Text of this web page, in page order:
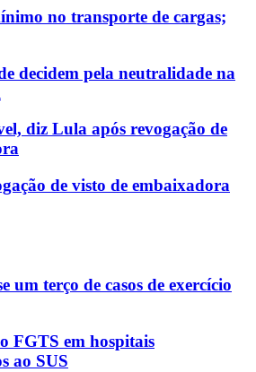
no transporte de cargas;
decidem pela neutralidade na
diz Lula após revogação de
de visto de embaixadora
um terço de casos de exercício
FGTS em hospitais
ao SUS